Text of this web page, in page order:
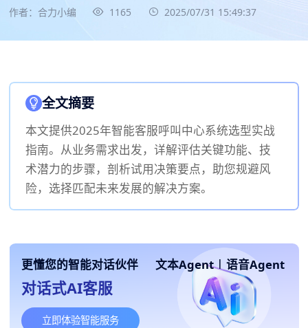
作者：合力小编 1165 2025/07/31 15:49:37
全文摘要
本文提供2025年智能客服呼叫中心系统选型实战
指南。从业务需求出发，详解评估关键功能、技
术潜力的步骤，剖析试用决策要点，助您规避风
险，选择匹配未来发展的解决方案。
更懂您的智能对话伙伴 文本Agent | 语音Agent
对话式AI客服
立即体验智能服务